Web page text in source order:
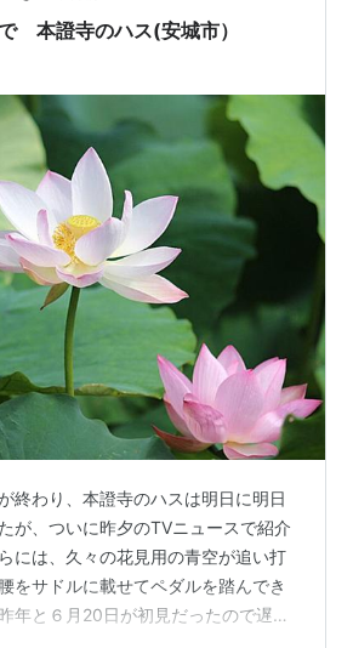
本證寺のハス(安城市）
終わり、本證寺のハスは明日に明日
が、ついに昨夕のTVニュースで紹介
には、久々の花見用の青空が追い打
をサドルに載せてペダルを踏んでき
年と６月20日が初見だったので遅い